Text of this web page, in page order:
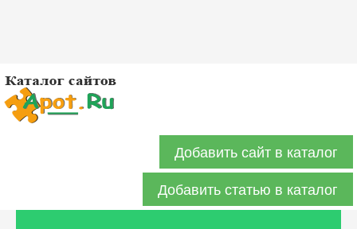
Добавить сайт в каталог
Добавить статью в каталог